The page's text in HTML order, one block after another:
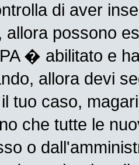
di aver
allora possono
� abilitato e
allora devi
tuo caso,
che tutte le
o